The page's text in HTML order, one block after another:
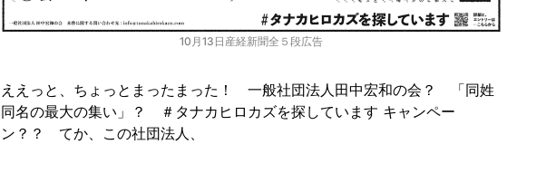
10月13日産経新聞全５段広告
ええっと、ちょっとまったまった！ 一般社団法人田中宏和の会？ 「同姓
同名の最大の集い」？ ＃タナカヒロカズを探しています キャンペー
ン？？ てか、この社団法人、